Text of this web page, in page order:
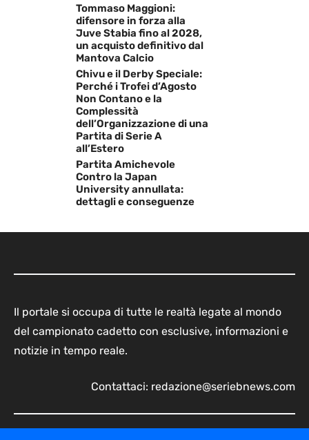
Tommaso Maggioni:
difensore in forza alla
Juve Stabia fino al 2028,
un acquisto definitivo dal
Mantova Calcio
Chivu e il Derby Speciale:
Perché i Trofei d’Agosto
Non Contano e la
Complessità
dell’Organizzazione di una
Partita di Serie A
all’Estero
Partita Amichevole
Contro la Japan
University annullata:
dettagli e conseguenze
Il portale si occupa di tutte le realtà legate al mondo
del campionato cadetto con esclusive, informazioni e
notizie in tempo reale.
Contattaci: redazione@seriebnews.com